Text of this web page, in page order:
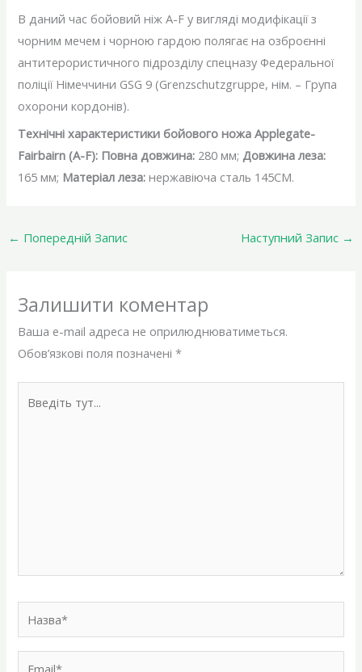
В даний час бойовий ніж A-F у вигляді модифікації з
чорним мечем і чорною гардою полягає на озброєнні
антитерористичного підрозділу спецназу Федеральної
поліції Німеччини GSG 9 (Grenzschutzgruppe, нім. – Група
охорони кордонів).
Технічні характеристики бойового ножа Applegate-
Fairbairn (A-F): Повна довжина: 280 мм; Довжина леза:
165 мм; Матеріал леза: нержавіюча сталь 145СМ.
← Попередній Запис Наступний Запис →
Залишити коментар
Ваша e-mail адреса не оприлюднюватиметься.
Обов’язкові поля позначені*